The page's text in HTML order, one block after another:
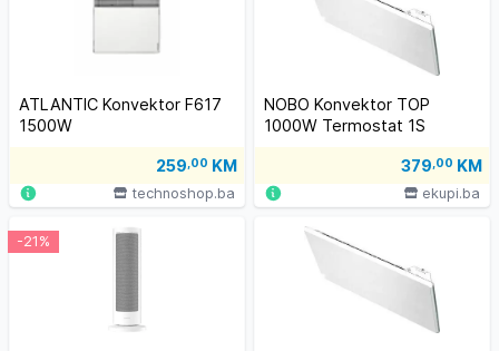
ATLANTIC Konvektor F617
1500W
259,00 KM
technoshop.ba
NOBO Konvektor TOP
1000W Termostat 1S
379,00 KM
ekupi.ba
-21%